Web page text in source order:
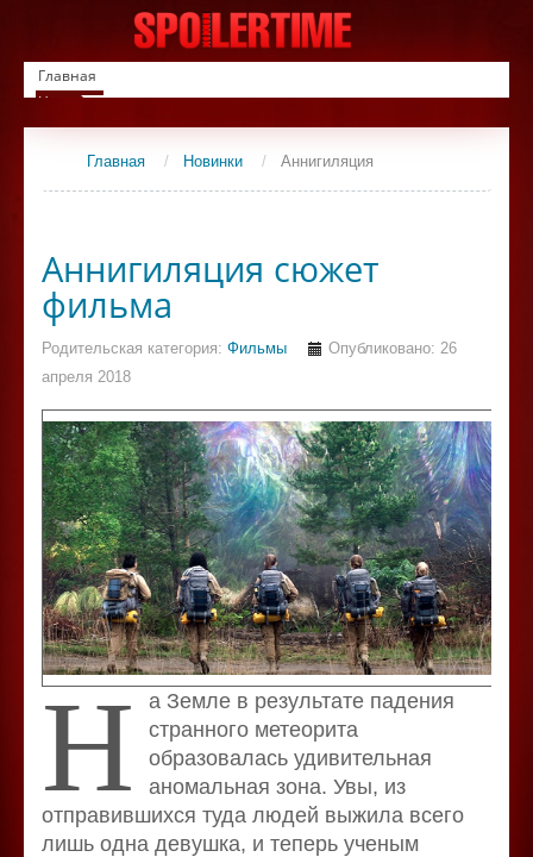
Главная
Новинки
Список фильмов
СериалыГлавная / Новинки / Аннигиляция
Аннигиляция сюжет
фильма
Родительская категория: Фильмы
Опубликовано: 26
апреля 2018
Н а Земле в результате падения
странного метеорита
образовалась удивительная
аномальная зона. Увы, из
отправившихся туда людей выжила всего
лишь одна девушка, и теперь ученым